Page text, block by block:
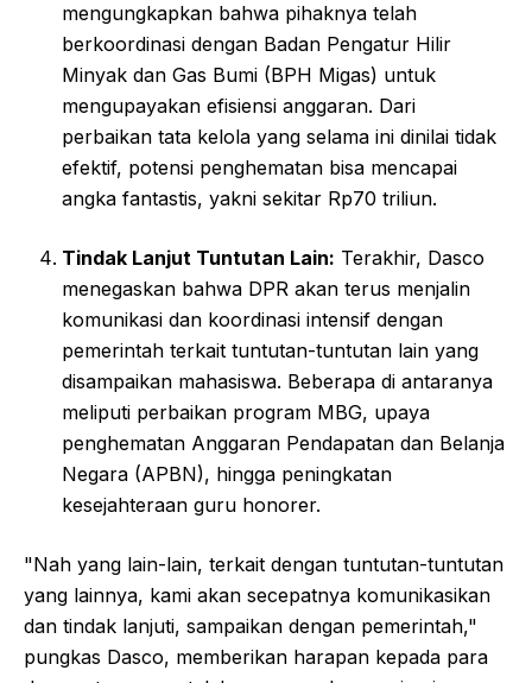
mengungkapkan bahwa pihaknya telah
berkoordinasi dengan Badan Pengatur Hilir
Minyak dan Gas Bumi (BPH Migas) untuk
mengupayakan efisiensi anggaran. Dari
perbaikan tata kelola yang selama ini dinilai tidak
efektif, potensi penghematan bisa mencapai
angka fantastis, yakni sekitar Rp70 triliun.
Tindak Lanjut Tuntutan Lain: Terakhir, Dasco
menegaskan bahwa DPR akan terus menjalin
komunikasi dan koordinasi intensif dengan
pemerintah terkait tuntutan-tuntutan lain yang
disampaikan mahasiswa. Beberapa di antaranya
meliputi perbaikan program MBG, upaya
penghematan Anggaran Pendapatan dan Belanja
Negara (APBN), hingga peningkatan
kesejahteraan guru honorer.
"Nah yang lain-lain, terkait dengan tuntutan-tuntutan
yang lainnya, kami akan secepatnya komunikasikan
dan tindak lanjuti, sampaikan dengan pemerintah,"
pungkas Dasco, memberikan harapan kepada para